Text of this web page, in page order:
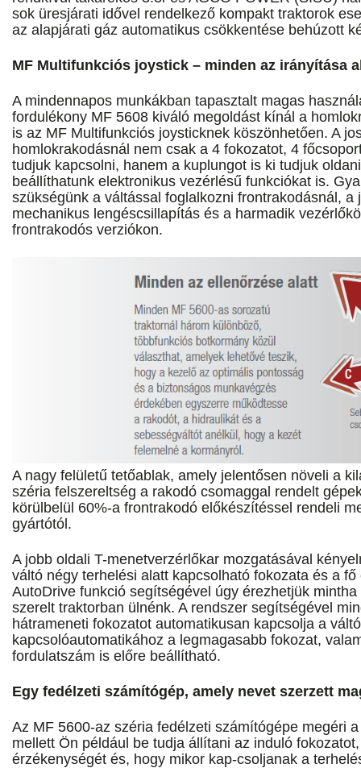
sok üresjárati idővel rendelkező kompakt traktorok
az alapjárati gáz automatikus csökkentése behúzott
MF Multifunkciós joystick – minden az irányítása
A mindennapos munkákban tapasztalt magas
fordulékony MF 5608 kiváló megoldást kínál a
is az MF Multifunkciós joysticknek köszönhetően. A
homlokrakodásnál nem csak a 4 fokozatot, 4
tudjuk kapcsolni, hanem a kuplungot is ki tudjuk
beállíthatunk elektronikus vezérlésű funkciókat is.
szükségünk a váltással foglalkozni frontrakodásnál, a
mechanikus lengéscsillapítás és a harmadik
frontrakodós verziókon.
A nagy felületű tetőablak, amely jelentősen növeli a
széria felszereltség a rakodó csomaggal rendelt
körülbelül 60%-a frontrakodó előkészítéssel rendeli
gyártótól.
A jobb oldali T-menetverzérlőkar mozgatásával
váltó négy terhelési alatt kapcsolható fokozata és a
AutoDrive funkció segítségével úgy érezhetjük
szerelt traktorban ülnénk. A rendszer segítségével
hátrameneti fokozatot automatikusan kapcsolja a
kapcsolóautomatikához a legmagasabb fokozat,
fordulatszám is előre beállítható.
Egy fedélzeti számítógép, amely nevet szerzett
Az MF 5600-az széria fedélzeti számítógépe megéri
mellett Ön például be tudja állítani az induló
érzékenységét és, hogy mikor kap-csoljanak a